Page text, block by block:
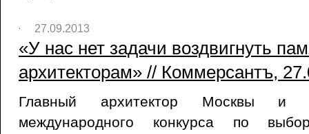
27.09.2013
«У нас нет задачи воздвигнуть
архитекторам» // Коммерсантъ,
Главный архитектор Москвы и
международного конкурса по